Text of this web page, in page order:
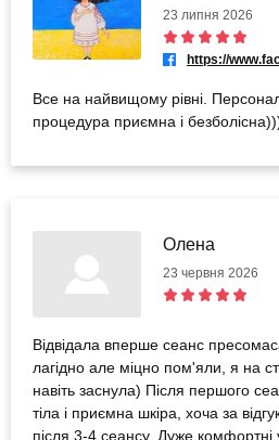
23 липня 2026
Все на найвищому рівні.
процедура приємна і
Олена
23 червня 2026
Відвідала вперше сеанс
лагідно але міцно пом'яли, я на
навіть заснула) Після першого
тіла і приємна шкіра, хоча за
після 3-4 сеансу. Дуже комфортні